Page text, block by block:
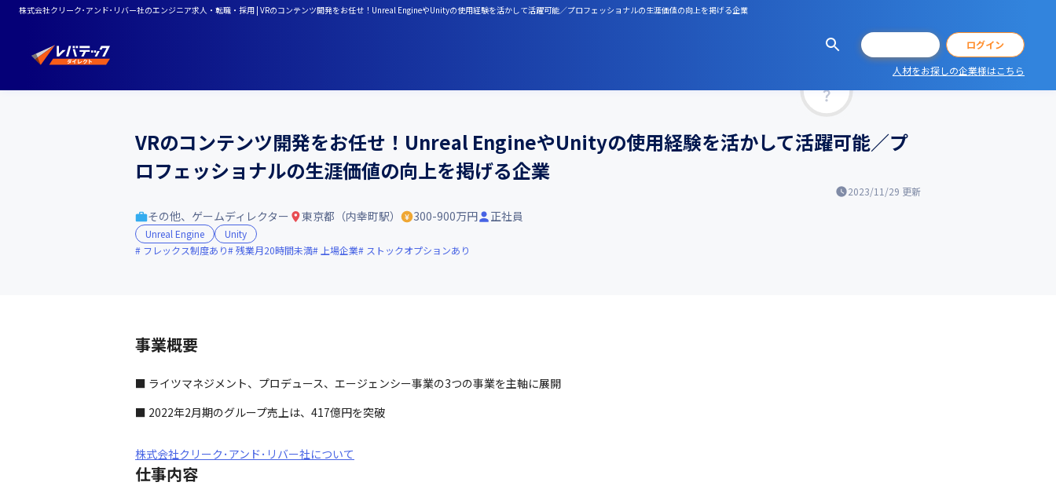
株式会社クリーク･アンド･リバー社のエンジニア求人・転職・採用 | VRのコンテンツ開発をお任せ！Unreal EngineやUnityの使用経験を活かして活躍可能／プロフェッショナルの生涯価値の向上を掲げる企業
ログイン
人材をお探しの企業様はこちら
VRのコンテンツ開発をお任せ！Unreal EngineやUnityの使用経験を活かして活躍可能／プ
ロフェッショナルの生涯価値の向上を掲げる企業
2023/11/29 更新
その他、ゲームディレクター 東京都（内幸町駅） 300-900万円 正社員
Unreal Engine
Unity
フレックス制度あり
残業月20時間未満 上場企業 ストックオプションあり
事業概要
■ ライツマネジメント、プロデュース、エージェンシー事業の3つの事業を主軸に展開
■ 2022年2月期のグループ売上は、417億円を突破
株式会社クリーク･アンド･リバー社について
仕事内容